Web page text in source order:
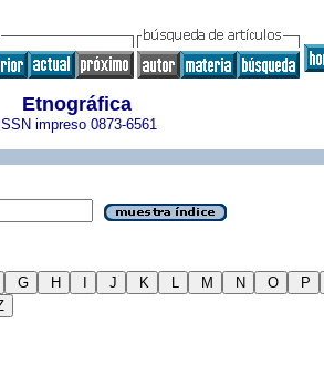
Etnográfica
ISSN impreso 0873-6561